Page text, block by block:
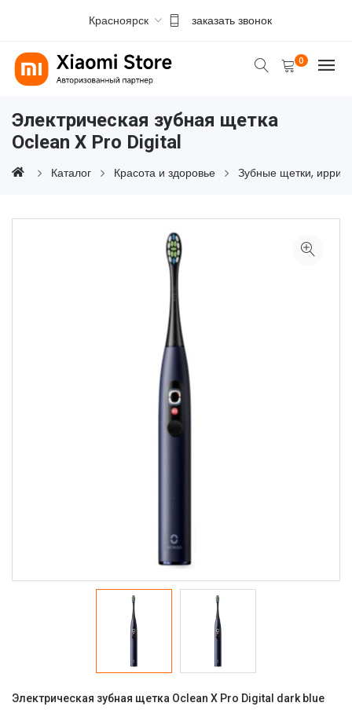
Красноярск заказать звонок
0
Электрическая зубная щетка
Oclean X Pro Digital
Каталог Красота и здоровье Зубные щетки,
Электрическая зубная щетка Oclean X Pro Digital dark blue